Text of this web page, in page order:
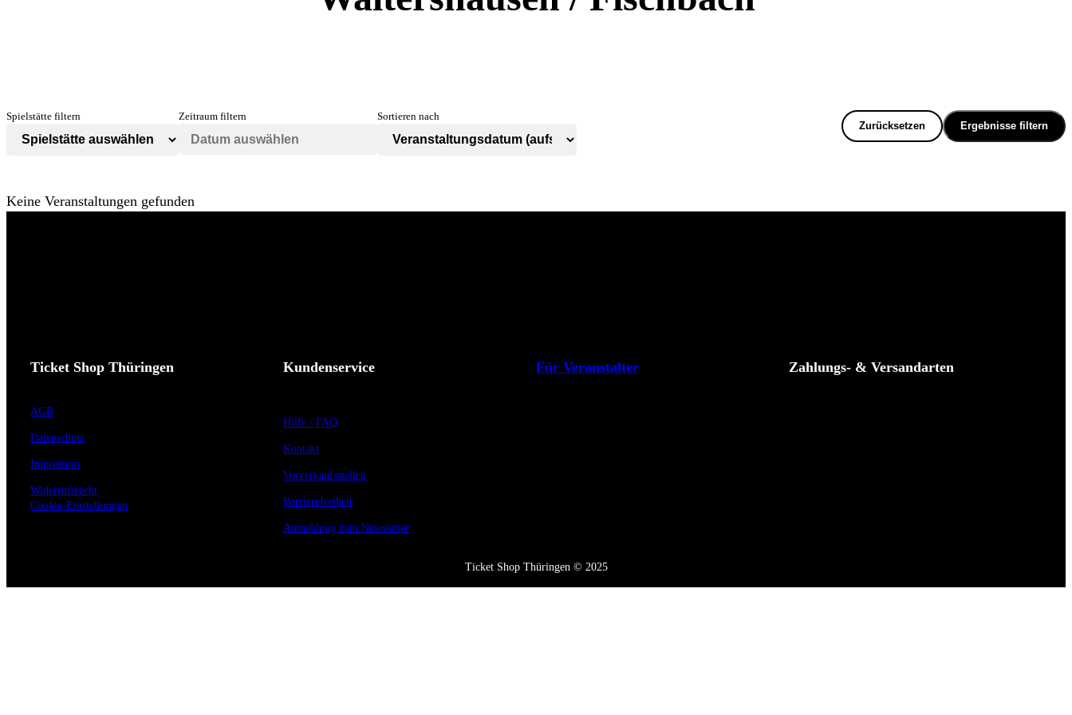
Spielstätte filtern Zeitraum filtern Sortieren nach
Zurücksetzen Ergebnisse filtern
Keine Veranstaltungen gefunden
Ticket Shop Thüringen
AGB
Datenschutz
Impressum
Widerrufsrecht
Cookie-Einstellungen
Kundenservice
Hilfe / FAQ
Kontakt
Vorverkaufsstellen
Barrierefreiheit
Anmeldung zum Newsletter
Für Veranstalter Zahlungs- & Versandarten
Ticket Shop Thüringen © 2025